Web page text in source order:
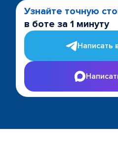
Узнайте точную
в боте за 1 минуту
Написать